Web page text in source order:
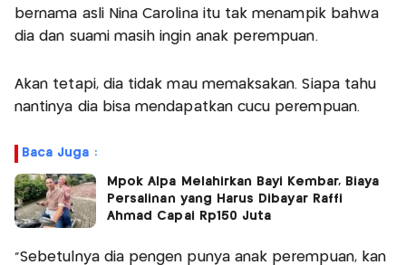
bernama asli Nina Carolina itu tak menampik bahwa
dia dan suami masih ingin anak perempuan.
Akan tetapi, dia tidak mau memaksakan. Siapa tahu
nantinya dia bisa mendapatkan cucu perempuan.
Baca Juga :
Mpok Alpa Melahirkan Bayi Kembar, Biaya
Persalinan yang Harus Dibayar Raffi
Ahmad Capai Rp150 Juta
"Sebetulnya dia pengen punya anak perempuan, kan